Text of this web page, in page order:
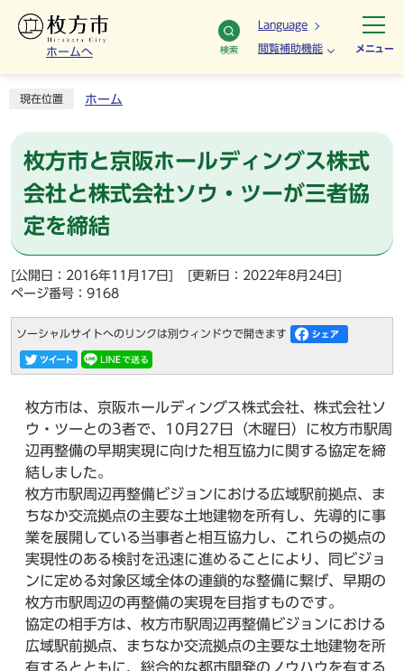
ホームへ 検索
Language
閲覧補助機能 メニュー
現在位置 ホーム
枚方市と京阪ホールディングス株式
会社と株式会社ソウ・ツーが三者協
定を締結
[公開日：2016年11月17日]
[更新日：2022年8月24日]
ページ番号：9168
ソーシャルサイトへのリンクは別ウィンドウで開きます
枚方市は、京阪ホールディングス株式会社、株式会社ソ
ウ・ツーとの3者で、10月27日（木曜日）に枚方市駅周
辺再整備の早期実現に向けた相互協力に関する協定を締
結しました。
枚方市駅周辺再整備ビジョンにおける広域駅前拠点、ま
ちなか交流拠点の主要な土地建物を所有し、先導的に事
業を展開している当事者と相互協力し、これらの拠点の
実現性のある検討を迅速に進めることにより、同ビジョ
ンに定める対象区域全体の連鎖的な整備に繋げ、早期の
枚方市駅周辺の再整備の実現を目指すものです。
協定の相手方は、枚方市駅周辺再整備ビジョンにおける
広域駅前拠点、まちなか交流拠点の主要な土地建物を所
有するとともに、総合的な都市開発のノウハウを有する